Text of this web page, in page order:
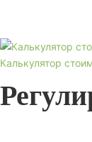
Калькулятор